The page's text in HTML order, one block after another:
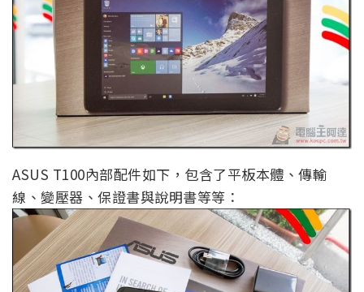
ASUS T100內部配件如下，包含了平板本體、傳輸
線、變壓器、保證書與說明書等等：